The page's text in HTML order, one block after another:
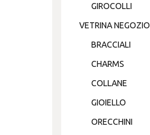
GIROCOLLI
VETRINA NEGOZIO
BRACCIALI
CHARMS
COLLANE
GIOIELLO
ORECCHINI